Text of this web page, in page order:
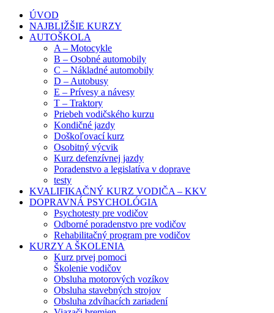
ÚVOD
NAJBLIŽŠIE KURZY
AUTOŠKOLA
A – Motocykle
B – Osobné automobily
C – Nákladné automobily
D – Autobusy
E – Prívesy a návesy
T – Traktory
Priebeh vodičského kurzu
Kondičné jazdy
Doškoľovací kurz
Osobitný výcvik
Kurz defenzívnej jazdy
Poradenstvo a legislatíva v doprave
testy
KVALIFIKAČNÝ KURZ VODIČA – KKV
DOPRAVNÁ PSYCHOLÓGIA
Psychotesty pre vodičov
Odborné poradenstvo pre vodičov
Rehabilitačný program pre vodičov
KURZY A ŠKOLENIA
Kurz prvej pomoci
Školenie vodičov
Obsluha motorových vozíkov
Obsluha stavebných strojov
Obsluha zdvíhacích zariadení